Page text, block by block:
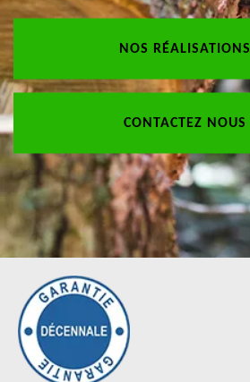
NOS RÉALISATIONS
CONTACTEZ NOUS